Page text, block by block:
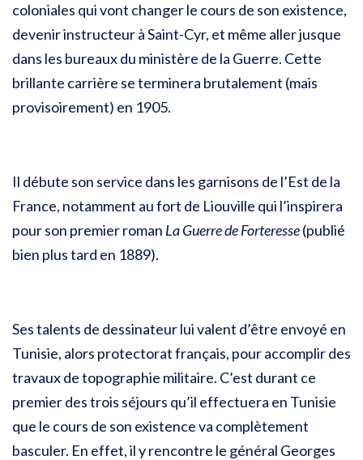
coloniales qui vont changer le cours de son existence,
devenir instructeur à Saint-Cyr, et même aller jusque
dans les bureaux du ministère de la Guerre. Cette
brillante carrière se terminera brutalement (mais
provisoirement) en 1905.
Il débute son service dans les garnisons de l’Est de la
France, notamment au fort de Liouville qui l’inspirera
pour son premier roman La Guerre de Forteresse(publié
bien plus tard en 1889).
Ses talents de dessinateur lui valent d’être envoyé en
Tunisie, alors protectorat français, pour accomplir des
travaux de topographie militaire. C’est durant ce
premier des trois séjours qu’il effectuera en Tunisie
que le cours de son existence va complètement
basculer. En effet, il y rencontre le général Georges